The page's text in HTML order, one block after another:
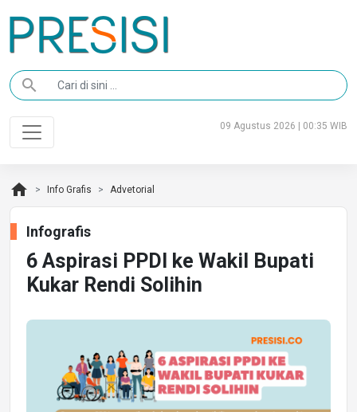
search
09 Agustus 2026 | 00:35 WIB
home Info Grafis Advetorial
Infografis
6 Aspirasi PPDI ke Wakil Bupati
Kukar Rendi Solihin